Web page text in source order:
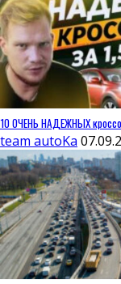
10 ОЧЕНЬ НАДЕЖНЫХ
team autoKa